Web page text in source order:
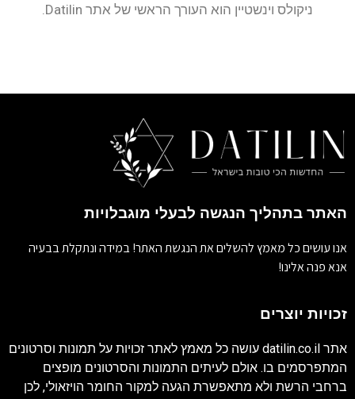
ניקולס וינשטיין הוא העורך הראשי של אתר Datilin.
האתר בתהליך הנגשה לבעלי מוגבלויות
אנו עושים כל מאמץ להשלים את הנגשת האתר! במידה ונתקלת בבעיה
אנא פנה אלינו!
זכויות יוצרים
אתר datilin.co.il עושה כל מאמץ לאתר זכויות על תמונות וסרטונים
המתפרסמים בו. אולם לעיתים התמונות והסרטונים מופצים
ברחבי הרשת ולא מתאפשרת הגעה למקור החומר הויזאולי, לכן